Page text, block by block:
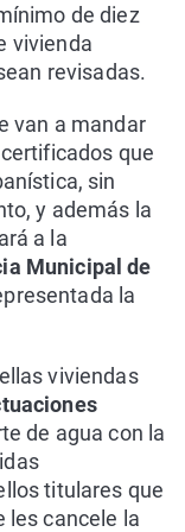
de diez
vivienda
revisadas.
van a mandar
que
sin
y además la
a la
Municipal de
la
viviendas
de agua con la
titulares que
les cancele la